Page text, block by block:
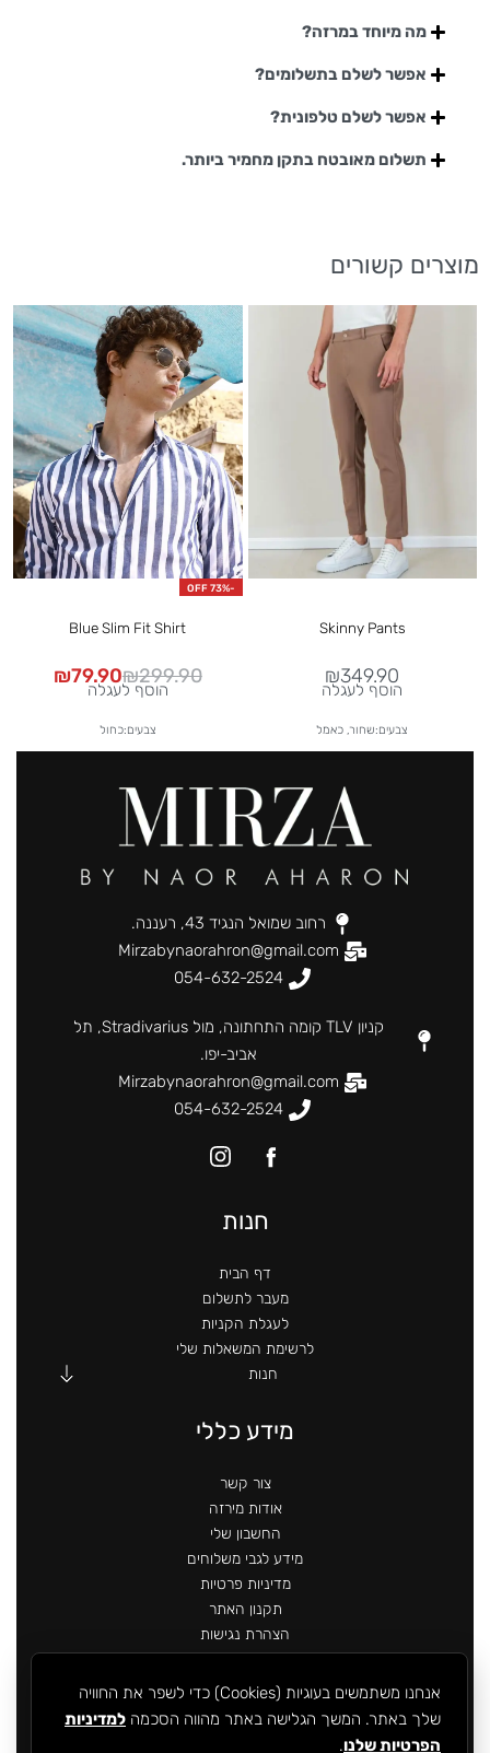
מה מיוחד במרזה?
אפשר לשלם בתשלומים?
אפשר לשלם טלפונית?
תשלום מאובטח בתקן מחמיר ביותר.
מוצרים קשורים
Skinny Pants
₪349.90
הוסף לעגלה
צבעים:שחור, כאמל
-73% OFF
Blue Slim Fit Shirt
₪299.90
₪79.90
הוסף לעגלה
צבעים:כחול
רחוב שמואל הנגיד 43, רעננה.
Mirzabynaorahron@gmail.com
054-632-2524
קניון TLV קומה התחתונה, מול Stradivarius, תל
אביב-יפו.
Mirzabynaorahron@gmail.com
054-632-2524
חנות
דף הבית
מעבר לתשלום
לעגלת הקניות
לרשימת המשאלות שלי
חנות
מידע כללי
צור קשר
אודות מירזה
החשבון שלי
מידע לגבי משלוחים
מדיניות פרטיות
תקנון האתר
הצהרת נגישות
אנחנו משתמשים בעוגיות (Cookies) כדי לשפר את החוויה
שלך באתר. המשך הגלישה באתר מהווה הסכמה למדיניות
הפרטיות שלנו.